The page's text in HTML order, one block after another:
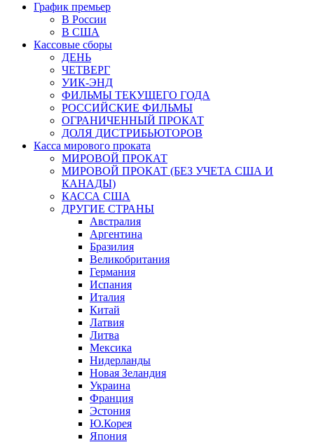
График премьер
В России
В США
Кассовые сборы
ДЕНЬ
ЧЕТВЕРГ
УИК-ЭНД
ФИЛЬМЫ ТЕКУЩЕГО ГОДА
РОССИЙСКИЕ ФИЛЬМЫ
ОГРАНИЧЕННЫЙ ПРОКАТ
ДОЛЯ ДИСТРИБЬЮТОРОВ
Касса мирового проката
МИРОВОЙ ПРОКАТ
МИРОВОЙ ПРОКАТ (БЕЗ УЧЕТА США И
КАНАДЫ)
КАССА США
ДРУГИЕ СТРАНЫ
Австралия
Аргентина
Бразилия
Великобритания
Германия
Испания
Италия
Китай
Латвия
Литва
Мексика
Нидерланды
Новая Зеландия
Украина
Франция
Эстония
Ю.Корея
Япония